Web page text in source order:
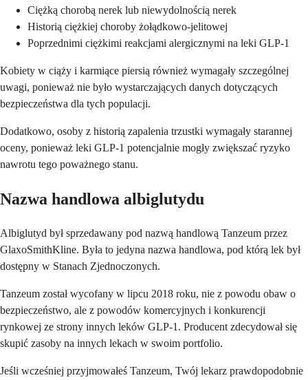
Ciężką chorobą nerek lub niewydolnością nerek
Historią ciężkiej choroby żołądkowo-jelitowej
Poprzednimi ciężkimi reakcjami alergicznymi na leki GLP-1
Kobiety w ciąży i karmiące piersią również wymagały szczególnej
uwagi, ponieważ nie było wystarczających danych dotyczących
bezpieczeństwa dla tych populacji.
Dodatkowo, osoby z historią zapalenia trzustki wymagały starannej
oceny, ponieważ leki GLP-1 potencjalnie mogły zwiększać ryzyko
nawrotu tego poważnego stanu.
Nazwa handlowa albiglutydu
Albiglutyd był sprzedawany pod nazwą handlową Tanzeum przez
GlaxoSmithKline. Była to jedyna nazwa handlowa, pod którą lek był
dostępny w Stanach Zjednoczonych.
Tanzeum został wycofany w lipcu 2018 roku, nie z powodu obaw o
bezpieczeństwo, ale z powodów komercyjnych i konkurencji
rynkowej ze strony innych leków GLP-1. Producent zdecydował się
skupić zasoby na innych lekach w swoim portfolio.
Jeśli wcześniej przyjmowałeś Tanzeum, Twój lekarz prawdopodobnie